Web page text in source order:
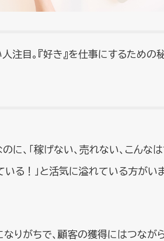
注目。『好き』を仕事にするための
に、「稼げない、売れない、こんな
る！」と活気に溢れている方がいま
りがちで、顧客の獲得にはつなが